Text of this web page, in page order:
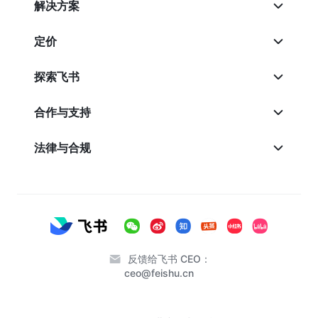
解决方案
定价
探索飞书
合作与支持
法律与合规
反馈给飞书 CEO：
ceo@feishu.cn